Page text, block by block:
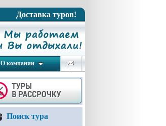
Доставка туров!
О компании
Поиск тура